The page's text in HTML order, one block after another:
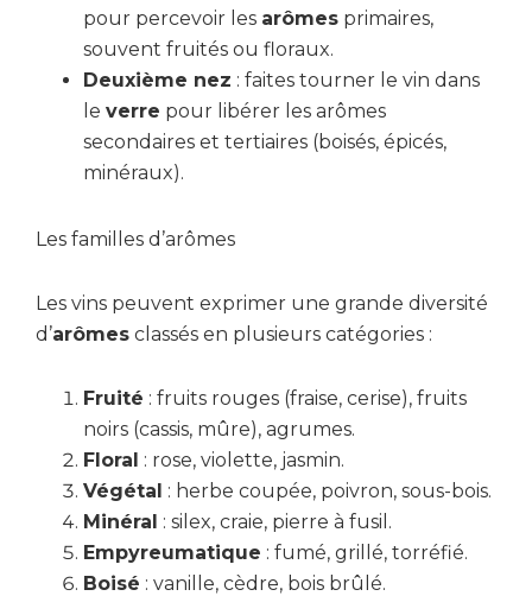
pour percevoir les arômes primaires,
souvent fruités ou floraux.
Deuxième nez : faites tourner le vin dans
le verre pour libérer les arômes
secondaires et tertiaires (boisés, épicés,
minéraux).
Les familles d’arômes
Les vins peuvent exprimer une grande diversité
d’arômes classés en plusieurs catégories :
Fruité : fruits rouges (fraise, cerise), fruits
noirs (cassis, mûre), agrumes.
Floral : rose, violette, jasmin.
Végétal : herbe coupée, poivron, sous-bois.
Minéral : silex, craie, pierre à fusil.
Empyreumatique : fumé, grillé, torréfié.
Boisé : vanille, cèdre, bois brûlé.